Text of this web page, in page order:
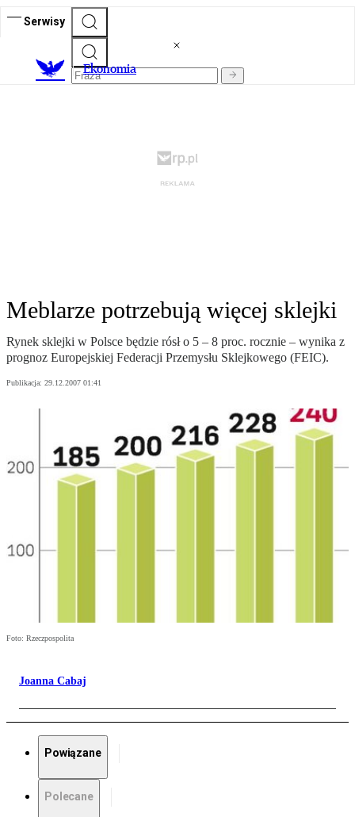
Serwisy
Ekonomia
Meblarze potrzebują więcej sklejki
Rynek sklejki w Polsce będzie rósł o 5 – 8 proc. rocznie – wynika z
prognoz Europejskiej Federacji Przemysłu Sklejkowego (FEIC).
Publikacja: 29.12.2007 01:41
Foto: Rzeczpospolita
Joanna Cabaj
Powiązane
Polecane